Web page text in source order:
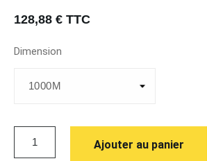
128,88 € TTC
Dimension
Ajouter au panier